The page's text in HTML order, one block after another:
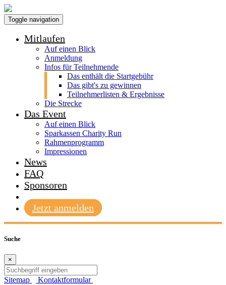
Toggle navigation
Mitlaufen
Auf einen Blick
Anmeldung
Infos für Teilnehmende
Das enthält die Startgebühr
Das gibt's zu gewinnen
Teilnehmerlisten & Ergebnisse
Die Strecke
Das Event
Auf einen Blick
Sparkassen Charity Run
Rahmenprogramm
Impressionen
News
FAQ
Sponsoren
Jetzt anmelden
Suche
×
Sitemap Kontaktformular